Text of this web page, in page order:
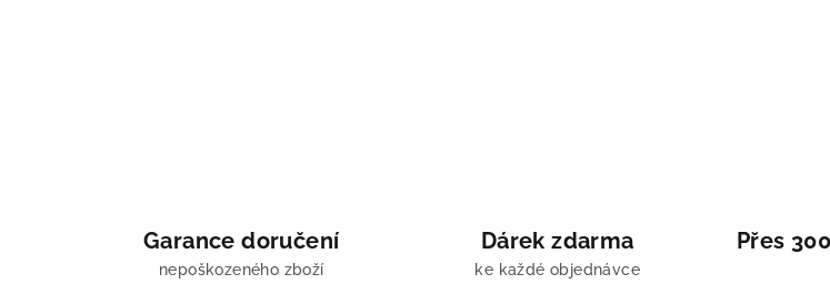
Garance doručení
nepoškozeného zboží
Dárek zdarma
ke každé objednávce
Přes